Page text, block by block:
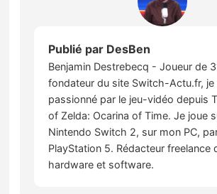
Publié par DesBen
Benjamin Destrebecq - Joueur de
fondateur du site Switch-Actu.fr, je
passionné par le jeu-vidéo depuis
of Zelda: Ocarina of Time. Je joue
Nintendo Switch 2, sur mon PC,
PlayStation 5. Rédacteur freelance
hardware et software.